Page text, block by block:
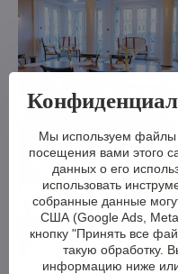
Мы используем файлы
посещения вами этого
данных о его
использовать
собранные данные
США (Google Ads,
кнопку "Принять все
такую обработку.
информацию ниже или